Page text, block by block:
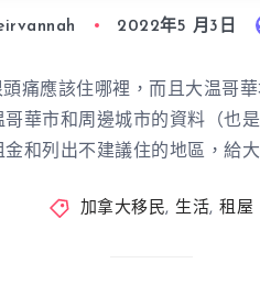
2022年5 月3日
痛應該住哪裡，而且大温哥
華市和周邊城市的資料（也
和列出不建議住的地區，給
加拿大移民, 生活, 租屋